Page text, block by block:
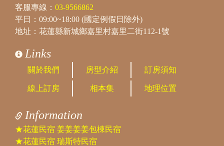
客服專線： 03-9566862
平日：09:00~18:00 (國定例假日除外)
地址：花蓮縣新城鄉嘉里村嘉里二街112-1號
Links
關於我們 房型介紹 訂房須知
線上訂房 相本集 地理位置
Information
★花蓮民宿 姜姜姜姜包棟民宿
★花蓮民宿 瑞斯特民宿